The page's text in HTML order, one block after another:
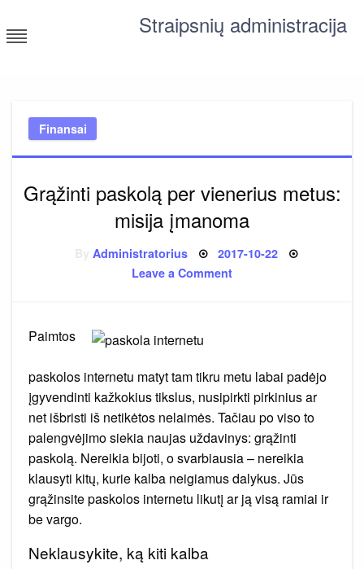
to
content
Straipsnių administracija
Finansai
Grąžinti paskolą per vienerius metus:
misija įmanoma
Administratorius Posted
2017-10-22
Leave a Commenton
Paimtos
paskolos internetu matyt tam tikru metu labai padėjo
įgyvendinti kažkokius tikslus, nusipirkti pirkinius ar
net išbristi iš netikėtos nelaimės. Tačiau po viso to
palengvėjimo siekia naujas uždavinys: grąžinti
paskolą. Nereikia bijoti, o svarbiausia – nereikia
klausyti kitų, kurie kalba neigiamus dalykus. Jūs
grąžinsite paskolos internetu likutį ar ją visą ramiai ir
be vargo.
Neklausykite, ką kiti kalba